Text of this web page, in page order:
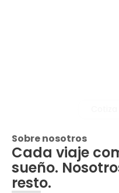
Sobre nosotros
Cada viaje
sueño.
resto.